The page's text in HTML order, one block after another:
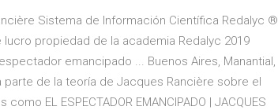
Sistema de Información Científica Redalyc ®
propiedad de la academia Redalyc 2019
emancipado ... Buenos Aires, Manantial,
de la teoría de Jacques Rancière sobre el
EL ESPECTADOR EMANCIPADO | JACQUES